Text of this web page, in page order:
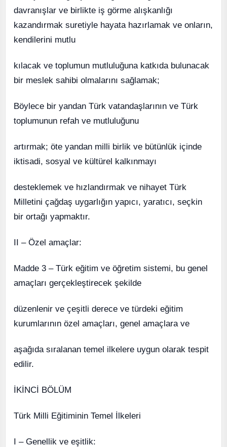
davranışlar ve birlikte iş görme alışkanlığı
kazandırmak suretiyle hayata hazırlamak ve onların,
kendilerini mutlu
kılacak ve toplumun mutluluğuna katkıda bulunacak
bir meslek sahibi olmalarını sağlamak;
Böylece bir yandan Türk vatandaşlarının ve Türk
toplumunun refah ve mutluluğunu
artırmak; öte yandan milli birlik ve bütünlük içinde
iktisadi, sosyal ve kültürel kalkınmayı
desteklemek ve hızlandırmak ve nihayet Türk
Milletini çağdaş uygarlığın yapıcı, yaratıcı, seçkin
bir ortağı yapmaktır.
II – Özel amaçlar:
Madde 3 – Türk eğitim ve öğretim sistemi, bu genel
amaçları gerçekleştirecek şekilde
düzenlenir ve çeşitli derece ve türdeki eğitim
kurumlarının özel amaçları, genel amaçlara ve
aşağıda sıralanan temel ilkelere uygun olarak tespit
edilir.
İKİNCİ BÖLÜM
Türk Milli Eğitiminin Temel İlkeleri
I – Genellik ve eşitlik: